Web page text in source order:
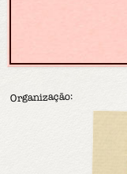
Organização: